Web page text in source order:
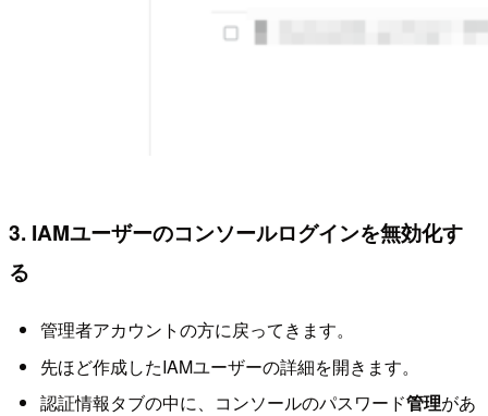
3. IAMユーザーのコンソールログインを無効化す
る
管理者アカウントの方に戻ってきます。
先ほど作成したIAMユーザーの詳細を開きます。
認証情報タブの中に、コンソールのパスワード管理があ